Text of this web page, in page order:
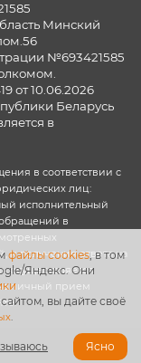
файлы cookies, в том
Яндекс. Они
вы дайте своё
.
Ясно
Минский
№693421585
от 10.06.2026
Беларусь
в
в соответствии с
лиц:
исполнительный
обращений в
и получения ответа на
осуществляется
личный прием